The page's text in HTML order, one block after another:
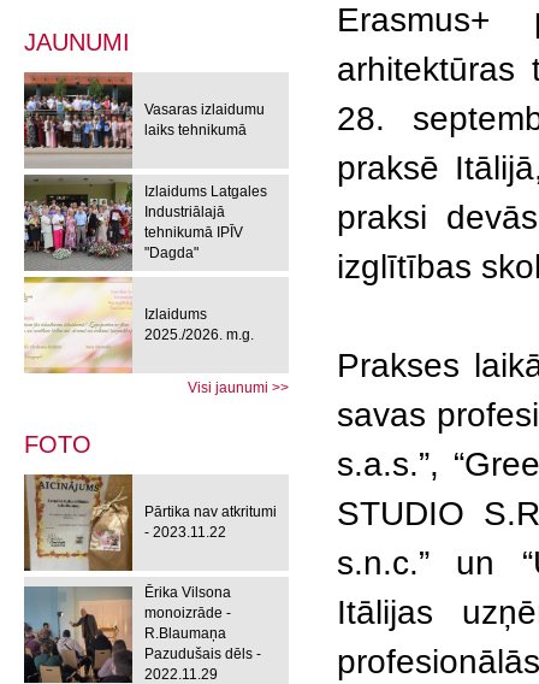
JAUNUMI
Vasaras izlaidumu
laiks tehnikumā
Izlaidums Latgales
Industriālajā
tehnikumā IPĪV
"Dagda"
Izlaidums
2025./2026. m.g.
Visi jaunumi >>
FOTO
Pārtika nav atkritumi
- 2023.11.22
Ērika Vilsona
monoizrāde -
R.Blaumaņa
Pazudušais dēls -
2022.11.29
Erasmus+
arhitektūras
28.
praksē
praksi
izglītības
Prakses
savas
s.a.s.”,
STUDIO
s.n.c.” un
Itālijas